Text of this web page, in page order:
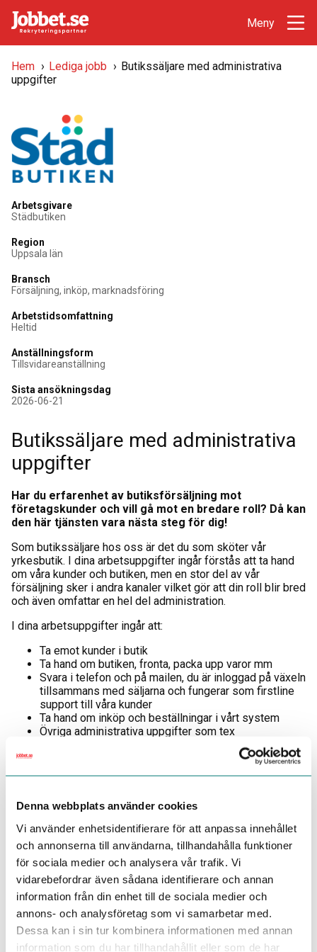
Denna webbplats använder cookies
Vi använder enhetsidentifierare för att anpassa innehållet
och annonserna till användarna, tillhandahålla funktioner
för sociala medier och analysera vår trafik. Vi
vidarebefordrar även sådana identifierare och annan
information från din enhet till de sociala medier och
annons- och analysföretag som vi samarbetar med.
Dessa kan i sin tur kombinera informationen med annan
information som du har tillhandahållit eller som de har
Hem › Lediga jobb › Butikssäljare med administrativa
uppgifter
Arbetsgivare
Städbutiken
Region
Uppsala län
Bransch
Försäljning, inköp, marknadsföring
Arbetstidsomfattning
Heltid
Anställningsform
Tillsvidareanställning
Sista ansökningsdag
2026-06-21
Butikssäljare med administrativa
uppgifter
Har du erfarenhet av butiksförsäljning mot
företagskunder och vill gå mot en bredare roll? Då kan
den här tjänsten vara nästa steg för dig!
Som butikssäljare hos oss är det du som sköter vår
yrkesbutik. I dina arbetsuppgifter ingår förstås att ta hand
om våra kunder och butiken, men en stor del av vår
försäljning sker i andra kanaler vilket gör att din roll blir bred
och även omfattar en hel del administration.
I dina arbetsuppgifter ingår att:
Ta emot kunder i butik
Ta hand om butiken, fronta, packa upp varor mm
Svara i telefon och på mailen, du är inloggad på växeln
tillsammans med säljarna och fungerar som firstline
support till våra kunder
Ta hand om inköp och beställningar i vårt system
Övriga administrativa uppgifter som tex
prisuppdateringar, registervård, månatligt nyhetsbrev
delar som gäller butiken flyter på som det ska!
Om dig
Du behöver ha erfarenhet av att arbeta med
butiksförsäljning och då helst i en yrkesbutik. Du är
systemkunnig och kan kommunicera obehindrat på svenska
och engelska.
Som person tycker du om att ta ansvar och jobba
självständigt, du följer upp och planerar för din arbetstid på